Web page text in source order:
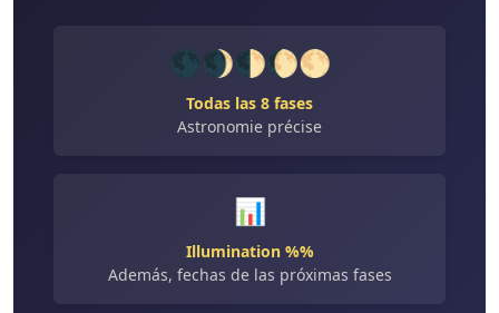
🌑🌒🌓🌔🌕
Todas las 8 fases
Astronomie précise
📊
Illumination %%
Además, fechas de las próximas fases